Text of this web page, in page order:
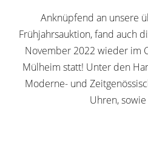
Anknüpfend an unsere
Frühjahrsauktion, fand auch
November 2022 wieder im
Mülheim statt! Unter den
Moderne- und
Uhren,